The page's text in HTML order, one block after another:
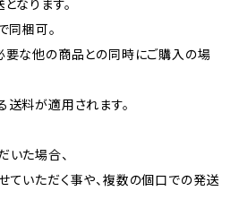
なります。
同梱可。
な他の商品との同時にご購入の場
料が適用されます。
た場合、
ていただく事や、複数の個口での発送